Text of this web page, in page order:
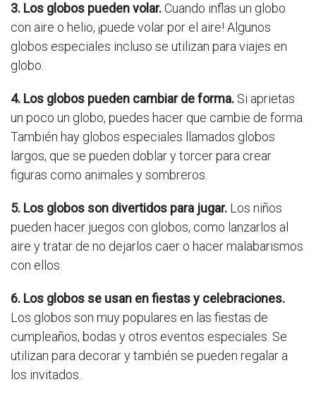
3. Los globos pueden volar.Cuando inflas un globo
con aire o helio, ¡puede volar por el aire! Algunos
globos especiales incluso se utilizan para viajes en
globo.
4. Los globos pueden cambiar de forma. Si aprietas
un poco un globo, puedes hacer que cambie de forma.
También hay globos especiales llamados globos
largos, que se pueden doblar y torcer para crear
figuras como animales y sombreros.
5. Los globos son divertidos para jugar. Los niños
pueden hacer juegos con globos, como lanzarlos al
aire y tratar de no dejarlos caer o hacer malabarismos
con ellos.
6. Los globos se usan en fiestas y celebraciones.
Los globos son muy populares en las fiestas de
cumpleaños, bodas y otros eventos especiales. Se
utilizan para decorar y también se pueden regalar a
los invitados.